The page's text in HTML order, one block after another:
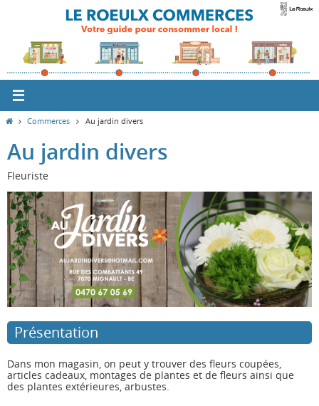
contenu
HomeCommerces Au jardin divers
Au jardin divers
Fleuriste
Présentation
Dans mon magasin, on peut y trouver des fleurs coupées,
articles cadeaux, montages de plantes et de fleurs ainsi que
des plantes extérieures, arbustes.